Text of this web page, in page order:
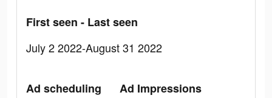
First seen - Last seen
July 2 2022-August 31 2022
Ad scheduling
Ad Impressions